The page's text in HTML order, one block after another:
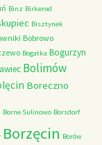
Binz Birkerod
Bisztynek
Bobrowo
Bogatka Bogurzyn
Bolimów
Boreczno
Borne Sulinowo Borsdorf
Borzęcin Borów